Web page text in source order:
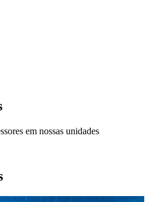
em nossas unidades